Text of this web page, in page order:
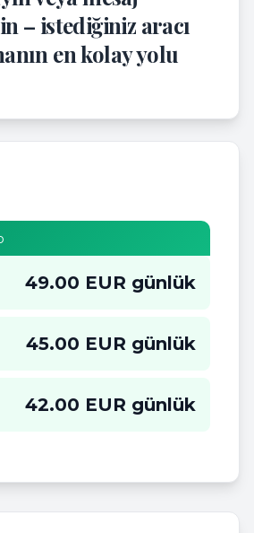
– istediğiniz aracı
en kolay yolu
49.00 EUR günlük
45.00 EUR günlük
42.00 EUR günlük